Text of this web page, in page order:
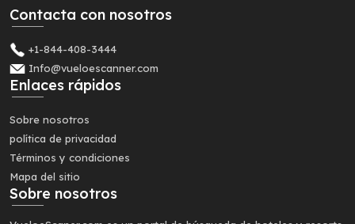
Contacta con nosotros
+1-844-408-3444
Info@vueloescanner.com
Enlaces rápidos
Sobre nosotros
política de privacidad
Términos y condiciones
Mapa del sitio
Sobre nosotros